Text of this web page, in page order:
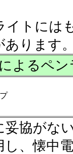
イトには
あります
よるペ
妥協がな
し、懐中電